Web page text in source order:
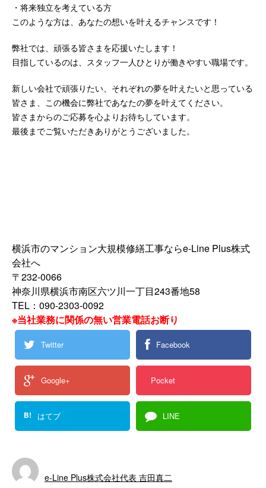
・将来独立を考えている方
このような方は、あなたの想いを叶えるチャンスです！
弊社では、頑張る皆さまを応援いたします！
目指しているのは、スタッフ一人ひとりが働きやすい職場です。
新しい会社で頑張りたい、それぞれの夢を叶えたいと思っている
皆さま、この機会に弊社であなたの夢を叶えてください。
皆さまからのご応募を心よりお待ちしています。
最後までご覧いただきありがとうございました。
横浜市のマンション大規模修繕工事ならe-Line Plus株式
会社へ
〒232-0066
神奈川県横浜市南区六ツ川一丁目243番地58
TEL：090-2303-0092
※当社業務に関係の無い営業電話お断り
Twitter Facebook
Google+ Pocket
B! はてブ LINE
e-Line Plus株式会社代表 吉田真二